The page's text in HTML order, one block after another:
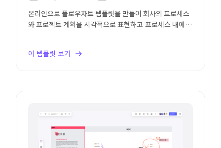
온라인으로 플로우차트 템플릿을 만들어 회사의 프로세스
와 프로젝트 계획을 시각적으로 표현하고 프로세스 내에서
이 템플릿 보기